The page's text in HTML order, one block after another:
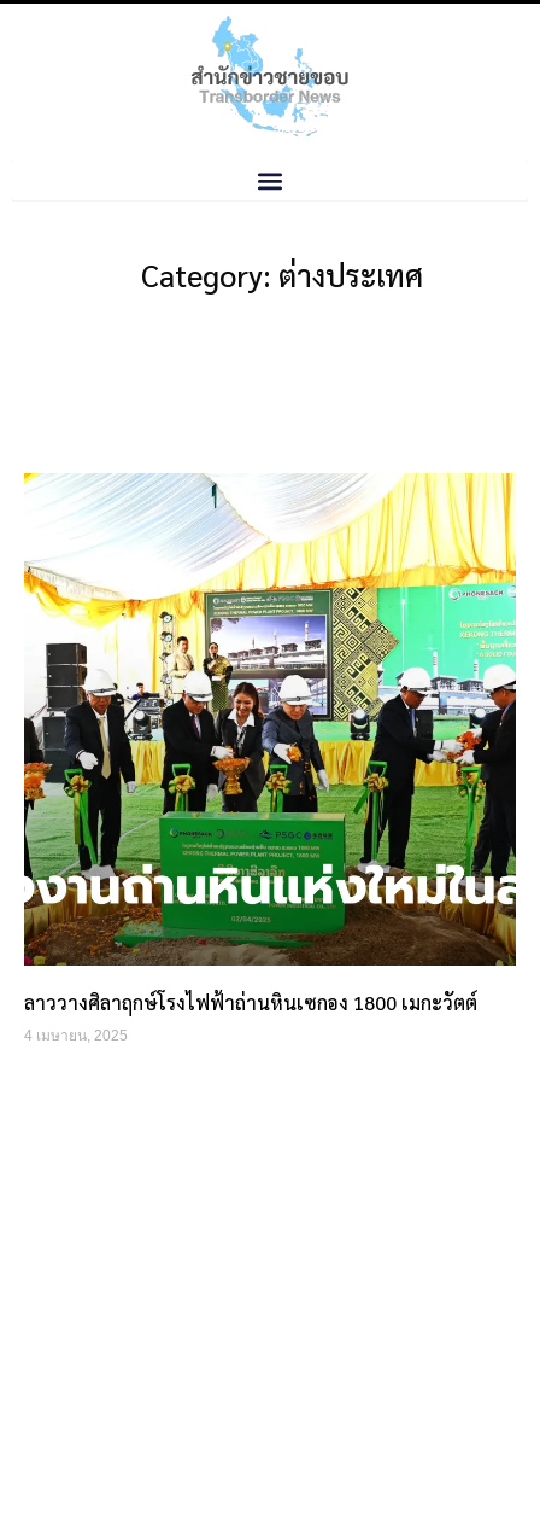
Category: ต่างประเทศ
ลาววางศิลาฤกษ์โรงไฟฟ้าถ่านหินเซกอง 1800 เมกะวัตต์
4 เมษายน, 2025